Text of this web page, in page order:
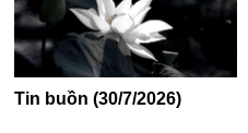
Tin buồn (30/7/2026)